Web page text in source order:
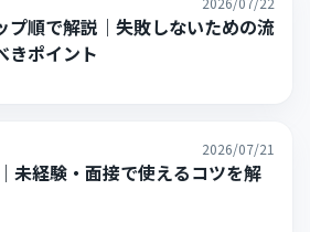
プ順で解説｜失敗しないための流
きポイント
2026/07/21
未経験・面接で使えるコツを解